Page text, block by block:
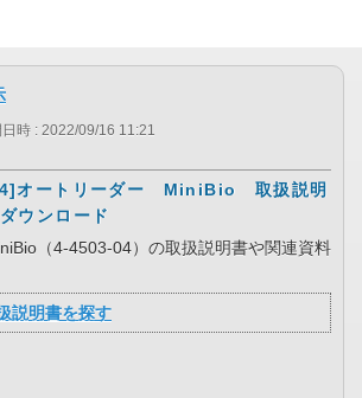
時 : 2022/09/16 11:21
オートリーダー MiniBio 取扱説明
ウンロード
（4-4503-04）の取扱説明書や関連資料
説明書を探す